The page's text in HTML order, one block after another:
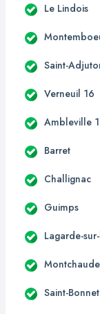
Le Lindois
Saint-
Verneuil 16
Ambleville
Barret
Challignac
Guimps
Lagarde-
Montchaude
Saint-Bonnet